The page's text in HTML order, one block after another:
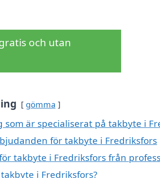
och utan
gömma
som är specialiserat på takbyte i
för takbyte i Fredriksfors
takbyte i Fredriksfors från
i Fredriksfors?